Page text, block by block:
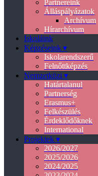
Partnereink
Álláspályázatok
Archívum
Hírarchívum
Iskoláink
Képzéseink ▾
Iskolarendszerű
Felnőttképzés
Nemzetközi ▾
Határtalanul
Partnerség
Erasmus+
Felkészülés
Érdeklődőknek
International
Projektek ▾
2026/2027
2025/2026
2024/2025